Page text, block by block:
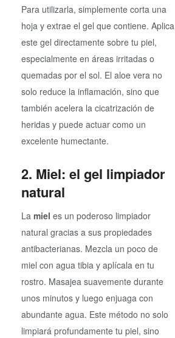
Para utilizarla, simplemente corta una
hoja y extrae el gel que contiene. Aplica
este gel directamente sobre tu piel,
especialmente en áreas irritadas o
quemadas por el sol. El aloe vera no
solo reduce la inflamación, sino que
también acelera la cicatrización de
heridas y puede actuar como un
excelente humectante.
2. Miel: el gel limpiador
natural
La miel es un poderoso limpiador
natural gracias a sus propiedades
antibacterianas. Mezcla un poco de
miel con agua tibia y aplícala en tu
rostro. Masajea suavemente durante
unos minutos y luego enjuaga con
abundante agua. Este método no solo
limpiará profundamente tu piel, sino